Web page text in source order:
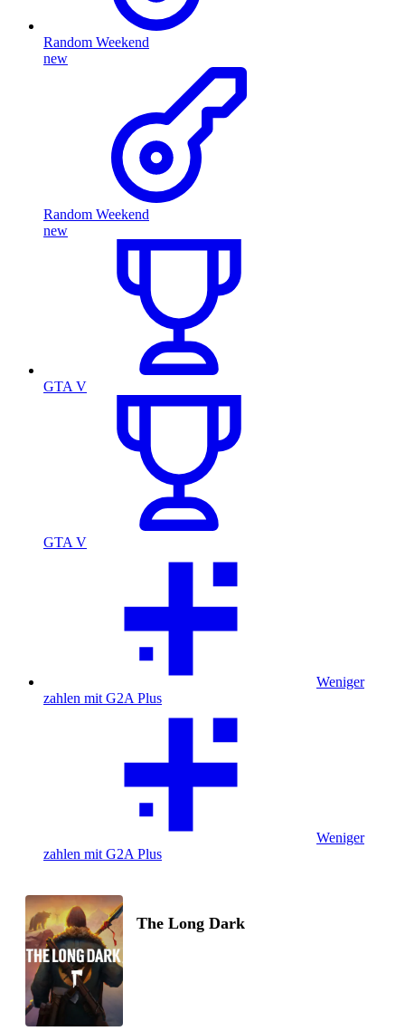
Random Weekend
new
Random Weekend
new
GTA V
GTA V
Weniger
zahlen mit G2A Plus
Weniger
zahlen mit G2A Plus
The Long Dark